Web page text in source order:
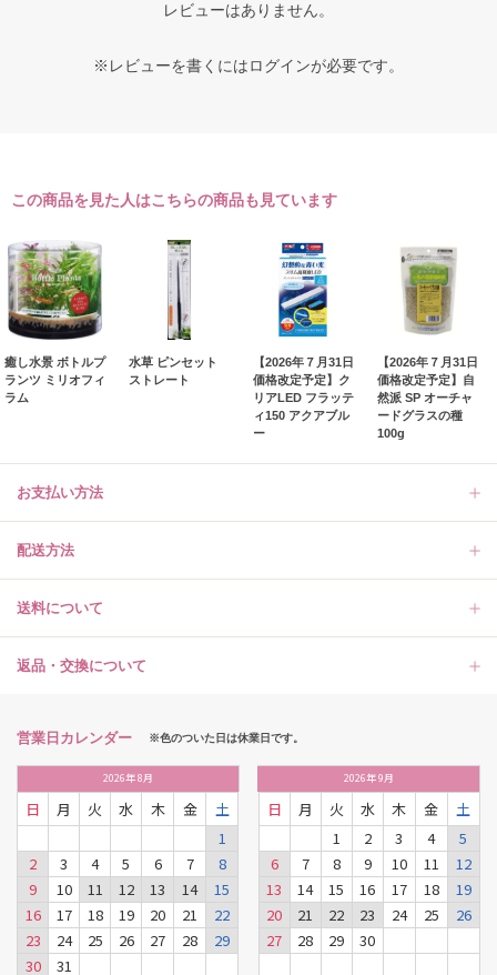
レビューはありません。
※レビューを書くにはログインが必要です。
この商品を見た人はこちらの商品も見ています
癒し水景 ボトルプ
ランツ ミリオフィ
ラム
水草 ピンセット
ストレート
【2026年７月31日
価格改定予定】ク
リアLED フラッテ
ィ150 アクアブル
ー
【2026年７月31日
価格改定予定】自
然派 SP オーチャ
ードグラスの種
100g
お支払い方法
配送方法
送料について
返品・交換について
営業日カレンダー ※色のついた日は休業日です。
2026年8月
日 月 火 水 木 金
土
1
2
3 4 5 6 7
8
9
10 11 12 13 14
15
16
17 18 19 20 21
22
23
24 25 26 27 28
29
30
31
2026年9月
日 月 火 水 木 金
土
1
2 3 4
5
6
7 8 9 10 11
12
13
14 15 16 17 18
19
20
21 22 23 24 25
26
27
28 29 30